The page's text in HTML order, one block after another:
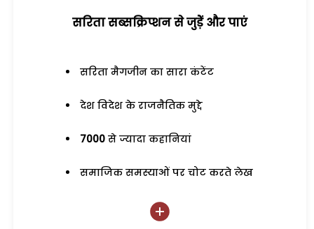
सरिता सब्सक्रिप्शन से जुड़ेें और पाएं
सरिता मैगजीन का सारा कंटेंट
देश विदेश के राजनैतिक मुद्दे
7000 से ज्यादा कहानियां
समाजिक समस्याओं पर चोट करते लेख